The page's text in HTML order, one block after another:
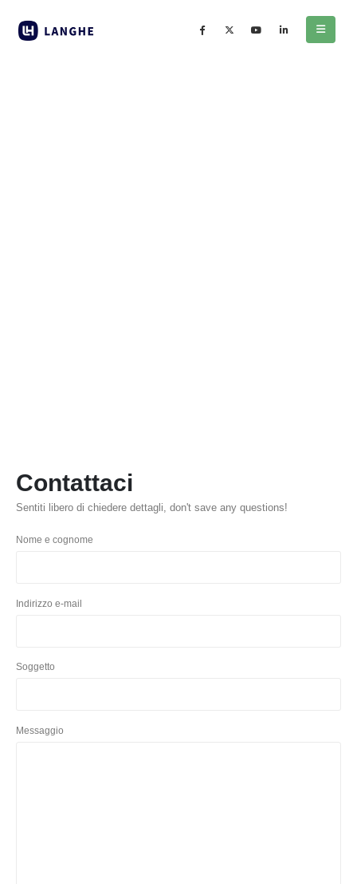
Contattaci
Sentiti libero di chiedere dettagli, don't save any questions!
Nome e cognome
Indirizzo e-mail
Soggetto
Messaggio